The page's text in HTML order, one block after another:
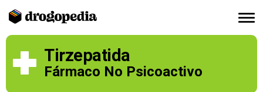
Tirzepatida
Fármaco No Psicoactivo